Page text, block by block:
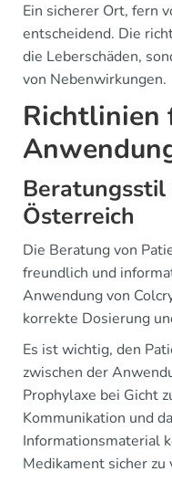
Ein sicherer Ort, fern
entscheidend. Die
die Leberschäden,
von Nebenwirkungen.
Richtlinien
Österreich
Die Beratung von
freundlich und
Anwendung von
korrekte Dosierung
Es ist wichtig, den
zwischen der
Prophylaxe bei Gicht
Kommunikation und
Informationsmaterial
Medikament sicher zu